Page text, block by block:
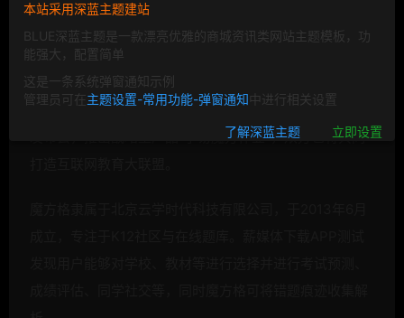
教育
薪媒体8月20日下午消息，学科网与魔方格举行战略合作
发布会，推出战略型产品“学易魔方作业“，双方也将共同
本站采用深蓝主题建站
BLUE深蓝主题是一款漂亮优雅的商城资讯类网站主题模板，功
能强大，配置简单
这是一条系统弹窗通知示例
管理员可在主题设置-常用功能-弹窗通知中进行相关设置
了解深蓝主题 立即设置